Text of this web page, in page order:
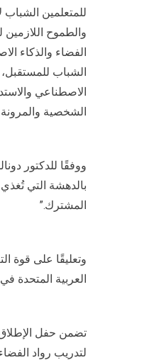
للمتعلمين الشباب
والطموح اللازمين
الفضاء والذكاء
الشباب للمستقبل،
الاصطناعي
الشخصية والمرونة
بالدهشة التي
المشترك.”
وتعليقًا على قوة
العربية المتحدة
تضمن حفل الإطلاق
لتدريب رواد